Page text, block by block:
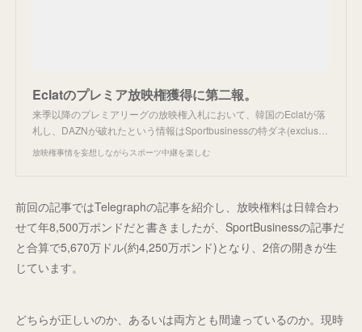
Eclatのプレミア放映権獲得に第二報。
来季以降のプレミアリーグの放映権入札において、韓国のEclatが落
札し、DAZNが破れたという情報はSportbusinessの特ダネ(exclus…
放映権事情を妄想しながらスポーツ中継を楽しむ
前回の記事ではTelegraphの記事を紹介し、放映権料は日韓合わ
せて年8,500万ポンドだと書きましたが、SportBusinessの記事だ
と合算で5,670万ドル(約4,250万ポンド)となり、2倍の開きが生
じています。
どちらが正しいのか、あるいは両方とも間違っているのか。現時